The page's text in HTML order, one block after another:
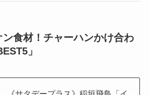
食材！チャーハンかけ合わ
」